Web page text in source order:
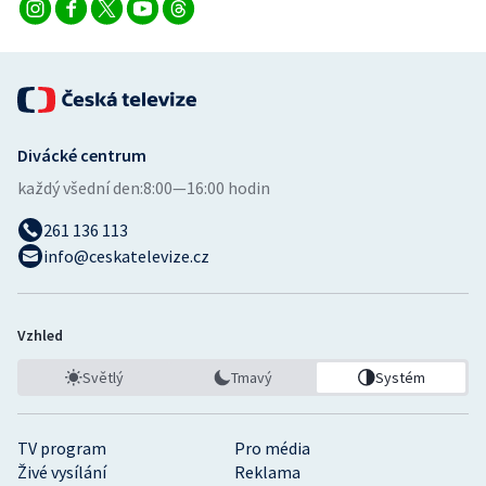
TV program
Pro média
Živé vysílání
Reklama
Divácké centrum
každý všední den:8:00—16:00 hodin
261 136 113
info@ceskatelevize.cz
Vzhled
Světlý Tmavý Systém